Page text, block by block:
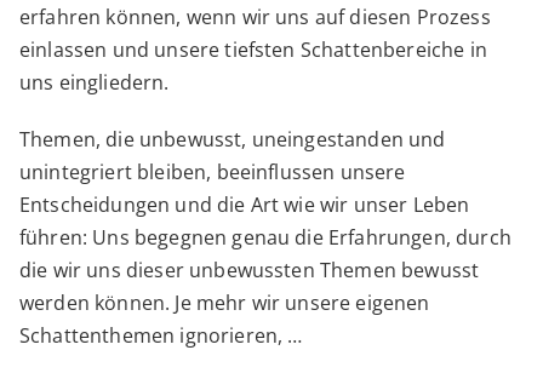
erfahren können, wenn wir uns auf diesen Prozess
einlassen und unsere tiefsten Schattenbereiche in
uns eingliedern.
Themen, die unbewusst, uneingestanden und
unintegriert bleiben, beeinflussen unsere
Entscheidungen und die Art wie wir unser Leben
führen: Uns begegnen genau die Erfahrungen, durch
die wir uns dieser unbewussten Themen bewusst
werden können. Je mehr wir unsere eigenen
Schattenthemen ignorieren, …